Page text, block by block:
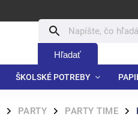
Hľadať
ŠKOLSKÉ POTREBY
/ PARTY / PARTY TIME /